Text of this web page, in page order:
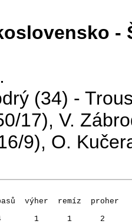
-
(34) -
17), V.
9), O.
výher  remíz  proher
1      1      2